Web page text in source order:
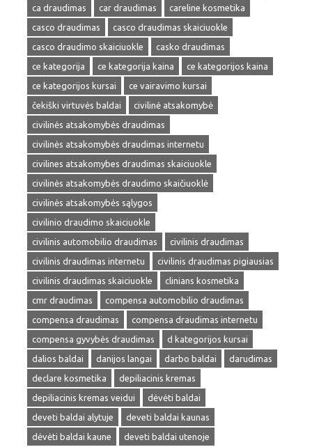
ca draudimas
car draudimas
careline kosmetika
casco draudimas
casco draudimas skaiciuokle
casco draudimo skaiciuokle
casko draudimas
ce kategorija
ce kategorija kaina
ce kategorijos kaina
ce kategorijos kursai
ce vairavimo kursai
čekiški virtuvės baldai
civilinė atsakomybė
civilinės atsakomybės draudimas
civilinės atsakomybės draudimas internetu
civilines atsakomybes draudimas skaiciuokle
civilinės atsakomybės draudimo skaičiuoklė
civilinės atsakomybės sąlygos
civilinio draudimo skaiciuokle
civilinis automobilio draudimas
civilinis draudimas
civilinis draudimas internetu
civilinis draudimas pigiausias
civilinis draudimas skaiciuokle
clinians kosmetika
cmr draudimas
compensa automobilio draudimas
compensa draudimas
compensa draudimas internetu
compensa gyvybės draudimas
d kategorijos kursai
dalios baldai
danijos langai darbo baldai
darudimas
declare kosmetika
depiliacinis kremas
depiliacinis kremas veidui
dėvėti baldai
deveti baldai alytuje
deveti baldai kaunas
dėvėti baldai kaune
deveti baldai utenoje